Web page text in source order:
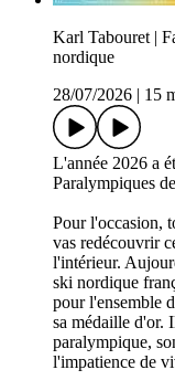
Karl Tabouret |
nordique
28/07/2026
15
L'année 2026 a
Paralympiques
Pour l'occasion,
vas redécouvrir
l'intérieur.
ski nordique
pour l'ensemble
sa médaille d'or.
paralympique,
l'impatience de